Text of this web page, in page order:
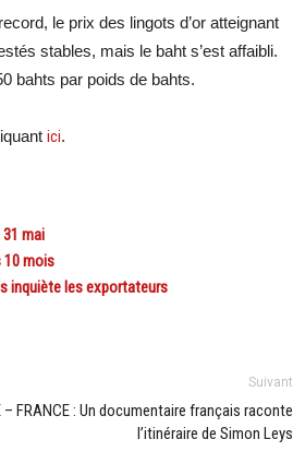
le prix des lingots d’or atteignant
stables, mais le baht s’est affaibli.
bahts par poids de bahts.
ici.
31 mai
10 mois
inquiète les exportateurs
Suivant
– FRANCE : Un documentaire français raconte
l’itinéraire de Simon Leys